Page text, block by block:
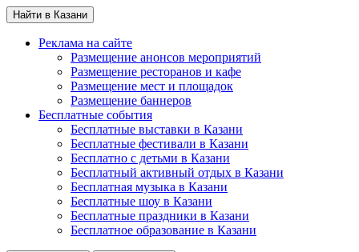
Найти в Казани
Реклама на сайте
Размещение анонсов мероприятий
Размещение ресторанов и кафе
Размещение мест и площадок
Размещение баннеров
Бесплатные события
Бесплатные выставки в Казани
Бесплатные фестивали в Казани
Бесплатно с детьми в Казани
Бесплатный активный отдых в Казани
Бесплатная музыка в Казани
Бесплатные шоу в Казани
Бесплатные праздники в Казани
Бесплатное образование в Казани